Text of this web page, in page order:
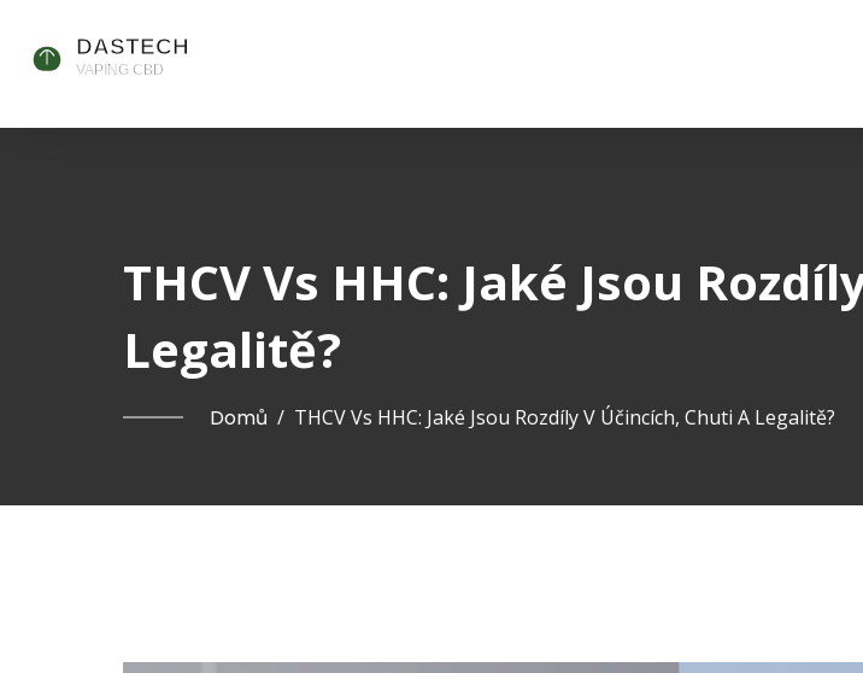
THCV Vs HHC: Jaké Jsou
Legalitě?
Domů / THCV Vs HHC: Jaké Jsou Rozdíly V Účincích, Chuti A Legalitě?